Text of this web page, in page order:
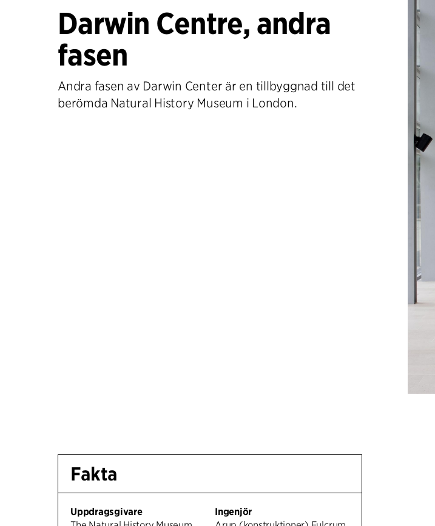
Darwin Centre, andra
fasen
Andra fasen av Darwin Center är en tillbyggnad till det
berömda Natural History Museum i London.
Fakta
Uppdragsgivare
Ingenjör